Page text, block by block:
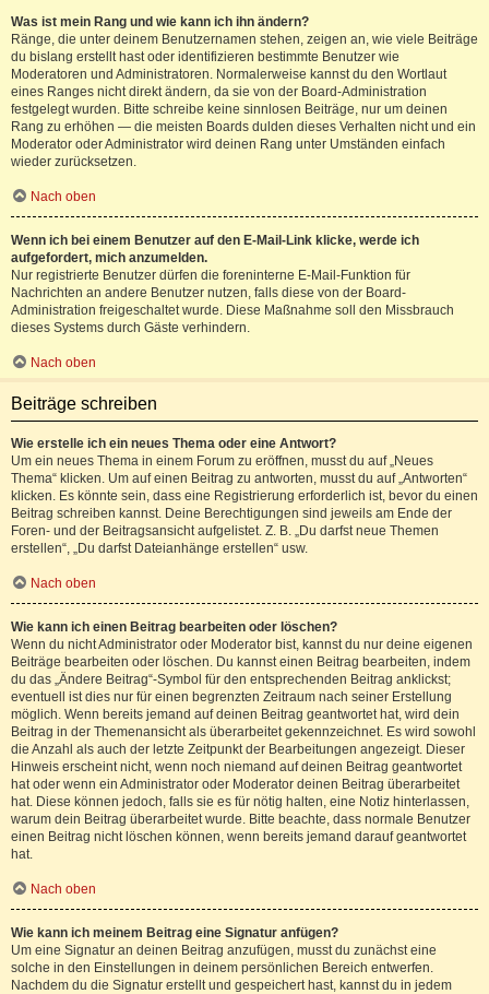
Was ist mein Rang und wie kann ich ihn ändern?
Ränge, die unter deinem Benutzernamen stehen, zeigen an, wie viele Beiträge
du bislang erstellt hast oder identifizieren bestimmte Benutzer wie
Moderatoren und Administratoren. Normalerweise kannst du den Wortlaut
eines Ranges nicht direkt ändern, da sie von der Board-Administration
festgelegt wurden. Bitte schreibe keine sinnlosen Beiträge, nur um deinen
Rang zu erhöhen — die meisten Boards dulden dieses Verhalten nicht und ein
Moderator oder Administrator wird deinen Rang unter Umständen einfach
wieder zurücksetzen.
Nach oben
Wenn ich bei einem Benutzer auf den E-Mail-Link klicke, werde ich
aufgefordert, mich anzumelden.
Nur registrierte Benutzer dürfen die foreninterne E-Mail-Funktion für
Nachrichten an andere Benutzer nutzen, falls diese von der Board-
Administration freigeschaltet wurde. Diese Maßnahme soll den Missbrauch
dieses Systems durch Gäste verhindern.
Nach oben
Beiträge schreiben
Wie erstelle ich ein neues Thema oder eine Antwort?
Um ein neues Thema in einem Forum zu eröffnen, musst du auf „Neues
Thema“ klicken. Um auf einen Beitrag zu antworten, musst du auf „Antworten“
klicken. Es könnte sein, dass eine Registrierung erforderlich ist, bevor du einen
Beitrag schreiben kannst. Deine Berechtigungen sind jeweils am Ende der
Foren- und der Beitragsansicht aufgelistet. Z. B. „Du darfst neue Themen
erstellen“, „Du darfst Dateianhänge erstellen“ usw.
Nach oben
Wie kann ich einen Beitrag bearbeiten oder löschen?
Wenn du nicht Administrator oder Moderator bist, kannst du nur deine eigenen
Beiträge bearbeiten oder löschen. Du kannst einen Beitrag bearbeiten, indem
du das „Ändere Beitrag“-Symbol für den entsprechenden Beitrag anklickst;
eventuell ist dies nur für einen begrenzten Zeitraum nach seiner Erstellung
möglich. Wenn bereits jemand auf deinen Beitrag geantwortet hat, wird dein
Beitrag in der Themenansicht als überarbeitet gekennzeichnet. Es wird sowohl
die Anzahl als auch der letzte Zeitpunkt der Bearbeitungen angezeigt. Dieser
Hinweis erscheint nicht, wenn noch niemand auf deinen Beitrag geantwortet
hat oder wenn ein Administrator oder Moderator deinen Beitrag überarbeitet
hat. Diese können jedoch, falls sie es für nötig halten, eine Notiz hinterlassen,
warum dein Beitrag überarbeitet wurde. Bitte beachte, dass normale Benutzer
einen Beitrag nicht löschen können, wenn bereits jemand darauf geantwortet
hat.
Nach oben
Wie kann ich meinem Beitrag eine Signatur anfügen?
Um eine Signatur an deinen Beitrag anzufügen, musst du zunächst eine
solche in den Einstellungen in deinem persönlichen Bereich entwerfen.
Nachdem du die Signatur erstellt und gespeichert hast, kannst du in jedem